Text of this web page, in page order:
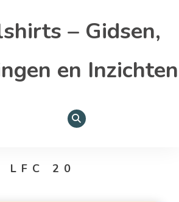
– Gidsen,
en Inzichten
LFC 20